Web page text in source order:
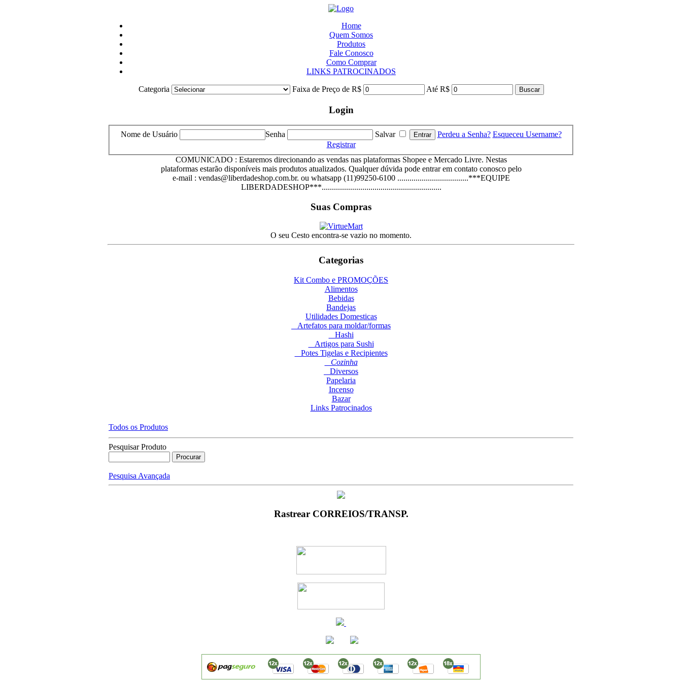
Home
Quem Somos
Produtos
Fale Conosco
Como Comprar
LINKS PATROCINADOS
Categoria Faixa de Preço de R$ Até R$
Login
Nome de Usuário Senha Salvar Perdeu a Senha? Esqueceu Username?
Registrar
COMUNICADO : Estaremos direcionando as vendas nas plataformas Shopee e Mercado Livre. Nestas
plataformas estarão disponíveis mais produtos atualizados. Qualquer dúvida pode entrar em contato conosco pelo
e-mail : vendas@liberdadeshop.com.br. ou whatsapp (11)99250-6100 ...................................***EQUIPE
LIBERDADESHOP***...........................................................
Suas Compras
O seu Cesto encontra-se vazio no momento.
Categorias
Kit Combo e PROMOÇÕES
Alimentos
Bebidas
Bandejas
Utilidades Domesticas
Artefatos para moldar/formas
Hashi
Artigos para Sushi
Potes Tigelas e Recipientes
Cozinha
Diversos
Papelaria
Incenso
Bazar
Links Patrocinados
Todos os Produtos
Pesquisar Produto
Pesquisa Avançada
Rastrear CORREIOS/TRANSP.